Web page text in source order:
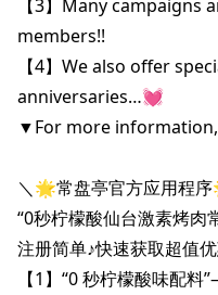
【3】Many campaigns
members!!
【4】We also offer
anniversaries…💓
▼For more
＼🌟常盘亭官方应用程
“0秒柠檬酸仙台激素烤肉
注册简单♪快速获取超值
【1】“0 秒柠檬酸味配